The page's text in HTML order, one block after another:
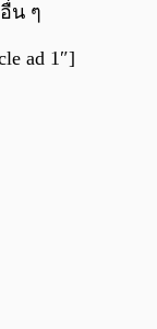
น ๆ
ad 1″]